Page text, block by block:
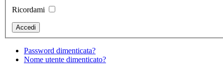
Ricordami
Password dimenticata?
Nome utente dimenticato?